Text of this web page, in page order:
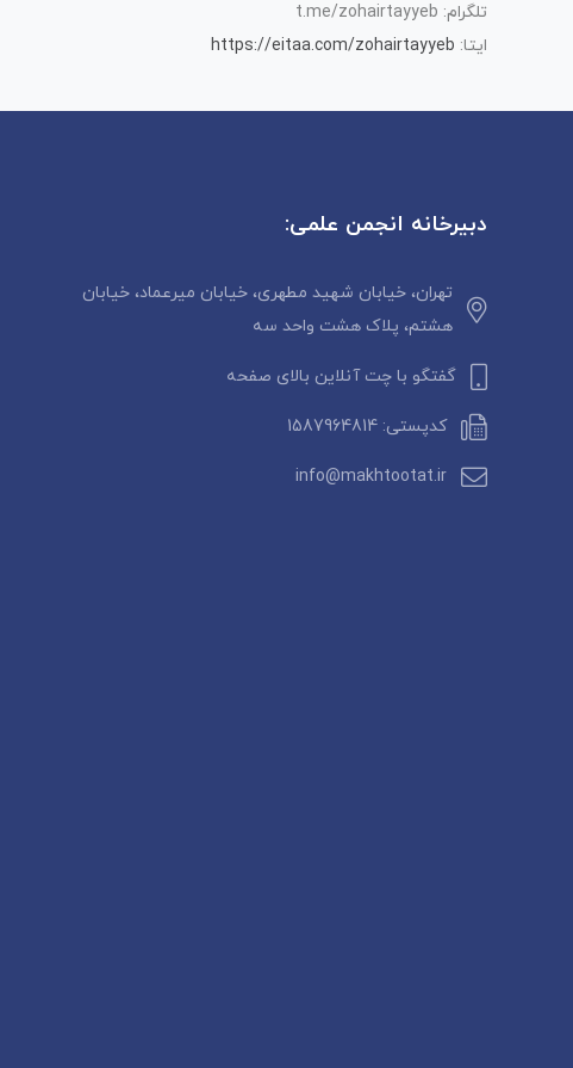
تلگرام: t.me/zohairtayyeb
ایتا: https://eitaa.com/zohairtayyeb
دبیرخانه انجمن علمی:
تهران، خیابان شهید مطهری، خیابان میرعماد، خیابان
هشتم، پلاک هشت واحد سه
گفتگو با چت آنلاین بالای صفحه
کدپستی: 1587964814
info@makhtootat.ir